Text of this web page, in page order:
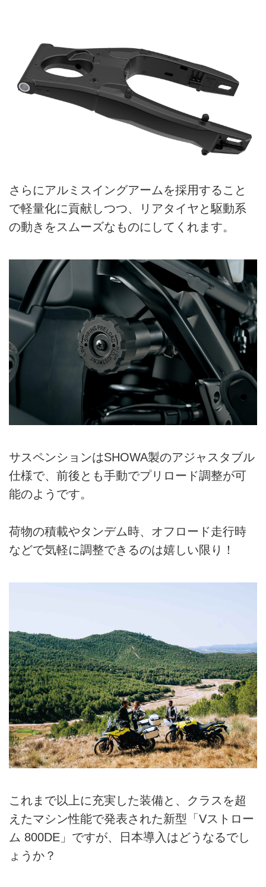
さらにアルミスイングアームを採用すること
で軽量化に貢献しつつ、リアタイヤと駆動系
の動きをスムーズなものにしてくれます。
サスペンションはSHOWA製のアジャスタブル
仕様で、前後とも手動でプリロード調整が可
能のようです。
荷物の積載やタンデム時、オフロード走行時
などで気軽に調整できるのは嬉しい限り！
これまで以上に充実した装備と、クラスを超
えたマシン性能で発表された新型「Vストロー
ム 800DE」ですが、日本導入はどうなるでし
ょうか？